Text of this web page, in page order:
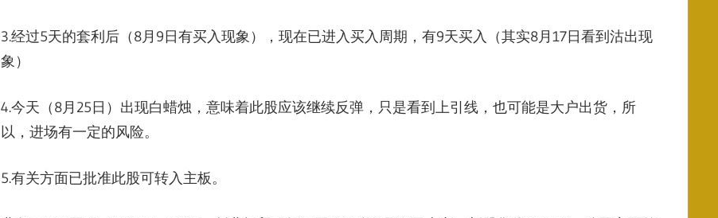
3.经过5天的套利后（8月9日有买入现象），现在已进入买入周期，有9天买入（其实8月17日看到沽出现
象）
4.今天（8月25日）出现白蜡烛，意味着此股应该继续反弹，只是看到上引线，也可能是大户出货，所
以，进场有一定的风险。
5.有关方面已批准此股可转入主板。